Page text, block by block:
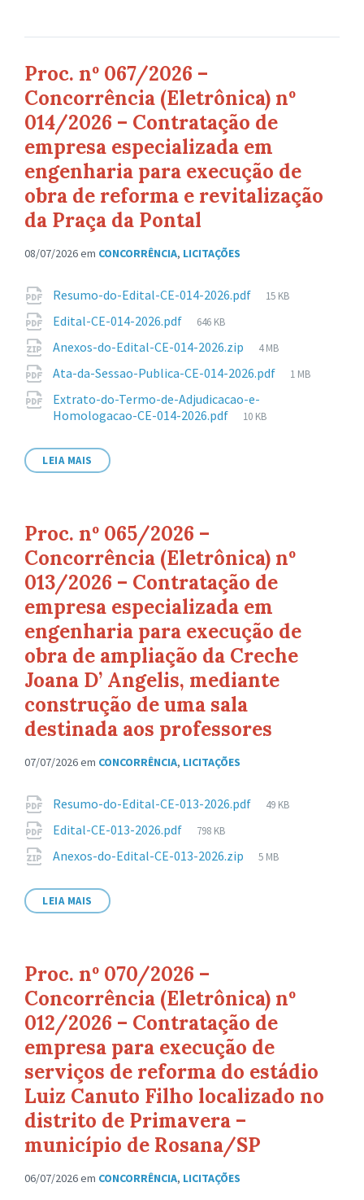
Proc. nº 067/2026 –
Concorrência (Eletrônica) nº
014/2026 – Contratação de
empresa especializada em
engenharia para execução de
obra de reforma e revitalização
da Praça da Pontal
08/07/2026em CONCORRÊNCIA, LICITAÇÕES
Anexos
Resumo-do-Edital-CE-014-2026.pdf
Tamanho
15 KB
Edital-CE-014-2026.pdf
Tamanho
arquivo:
646 KB
Anexos-do-Edital-CE-014-2026.zip
Tamanho
arquivo:
4 MB
Ata-da-Sessao-Publica-CE-014-2026.pdf
Tamanho
1 MB
Extrato-do-Termo-de-Adjudicacao-e-
Homologacao-CE-014-2026.pdf
Tamanho
10 KB
LEIA MAIS
Proc. nº 065/2026 –
Concorrência (Eletrônica) nº
013/2026 – Contratação de
empresa especializada em
engenharia para execução de
obra de ampliação da Creche
Joana D’ Angelis, mediante
construção de uma sala
destinada aos professores
07/07/2026em CONCORRÊNCIA, LICITAÇÕES
Anexos
Resumo-do-Edital-CE-013-2026.pdf
Tamanho
49 KB
Edital-CE-013-2026.pdf
Tamanho
arquivo:
798 KB
Anexos-do-Edital-CE-013-2026.zip
Tamanho
5 MB
LEIA MAIS
Proc. nº 070/2026 –
Concorrência (Eletrônica) nº
012/2026 – Contratação de
empresa para execução de
serviços de reforma do estádio
Luiz Canuto Filho localizado no
distrito de Primavera –
município de Rosana/SP
06/07/2026em CONCORRÊNCIA, LICITAÇÕES